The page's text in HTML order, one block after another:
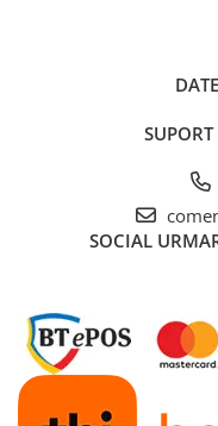
Literatura Universala
Carti cartonate
Descopera lumea
Din ograda
Povesti pe roti
Primele notiuni
Carti de colorat
SOCIAL